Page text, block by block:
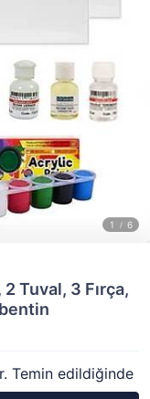
Tuval, 3 Fırça,
Temin edildiğinde